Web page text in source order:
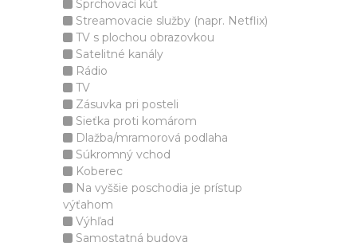
Sprchovací kút
Streamovacie služby (napr. Netflix)
TV s plochou obrazovkou
Satelitné kanály
Rádio
TV
Zásuvka pri posteli
Sieťka proti komárom
Dlažba/mramorová podlaha
Súkromný vchod
Koberec
Na vyššie poschodia je prístup
výťahom
Výhľad
Samostatná budova